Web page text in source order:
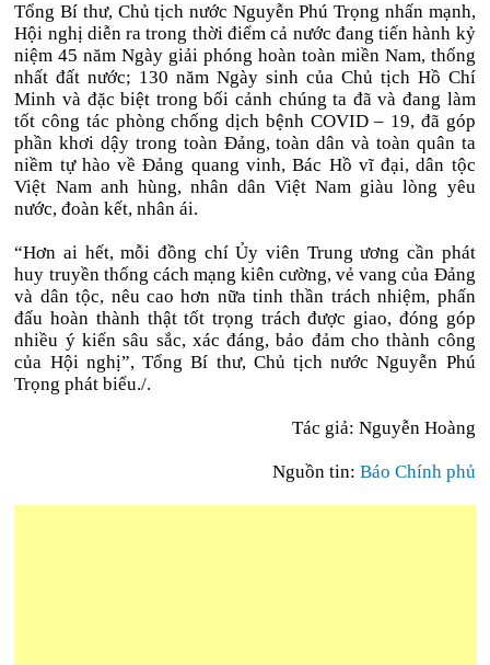
Tổng Bí thư, Chủ tịch nước Nguyễn Phú Trọng nhấn mạnh,
Hội nghị diễn ra trong thời điểm cả nước đang tiến hành kỷ
niệm 45 năm Ngày giải phóng hoàn toàn miền Nam, thống
nhất đất nước; 130 năm Ngày sinh của Chủ tịch Hồ Chí
Minh và đặc biệt trong bối cảnh chúng ta đã và đang làm
tốt công tác phòng chống dịch bệnh COVID – 19, đã góp
phần khơi dậy trong toàn Đảng, toàn dân và toàn quân ta
niềm tự hào về Đảng quang vinh, Bác Hồ vĩ đại, dân tộc
Việt Nam anh hùng, nhân dân Việt Nam giàu lòng yêu
nước, đoàn kết, nhân ái.
“Hơn ai hết, mỗi đồng chí Ủy viên Trung ương cần phát
huy truyền thống cách mạng kiên cường, vẻ vang của Đảng
và dân tộc, nêu cao hơn nữa tinh thần trách nhiệm, phấn
đấu hoàn thành thật tốt trọng trách được giao, đóng góp
nhiều ý kiến sâu sắc, xác đáng, bảo đảm cho thành công
của Hội nghị”, Tổng Bí thư, Chủ tịch nước Nguyễn Phú
Trọng phát biểu./.
Tác giả: Nguyễn Hoàng
Nguồn tin: Báo Chính phủ